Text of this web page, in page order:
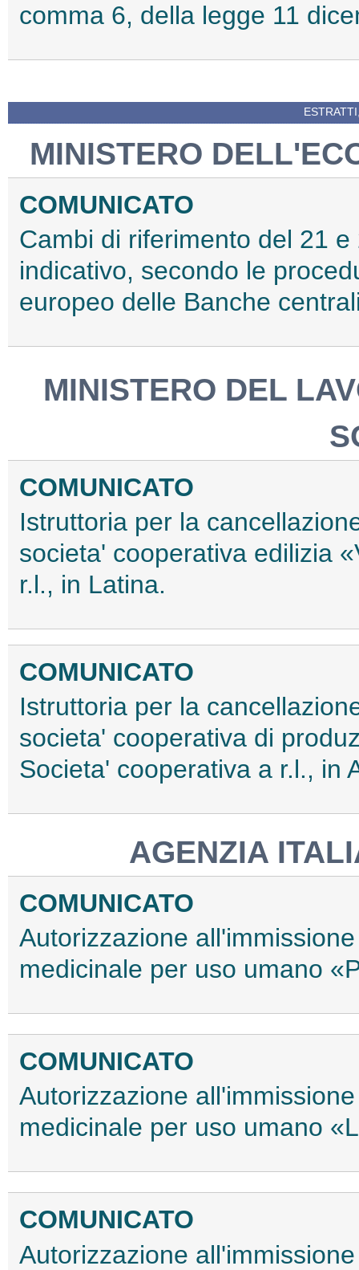
comma 6, della legge 11
MINISTERO
COMUNICATO
Cambi di riferimento del 21
indicativo, secondo le
europeo delle Banche
MINISTERO DEL
COMUNICATO
Istruttoria per la
societa' cooperativa edilizia
r.l., in Latina.
COMUNICATO
Istruttoria per la
societa' cooperativa di
Societa' cooperativa a r.l., in
AGENZIA
COMUNICATO
Autorizzazione
medicinale per uso umano
COMUNICATO
Autorizzazione
medicinale per uso umano
COMUNICATO
Autorizzazione